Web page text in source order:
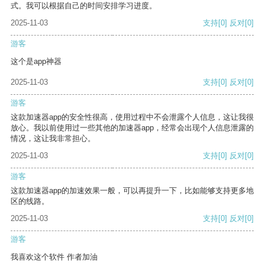
式。我可以根据自己的时间安排学习进度。
2025-11-03
支持[0] 反对[0]
游客
这个是app神器
2025-11-03 支持[0] 反对[0]
游客
这款加速器app的安全性很高，使用过程中不会泄露个人信息，这让我很
放心。我以前使用过一些其他的加速器app，经常会出现个人信息泄露的
情况，这让我非常担心。
2025-11-03
支持[0] 反对[0]
游客
这款加速器app的加速效果一般，可以再提升一下，比如能够支持更多地
区的线路。
2025-11-03
支持[0] 反对[0]
游客
我喜欢这个软件 作者加油